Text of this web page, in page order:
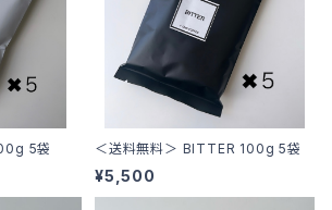
無料＞ MILD 100g 5袋 ＜送料無料＞ BITTER 100g 5袋
¥5,500